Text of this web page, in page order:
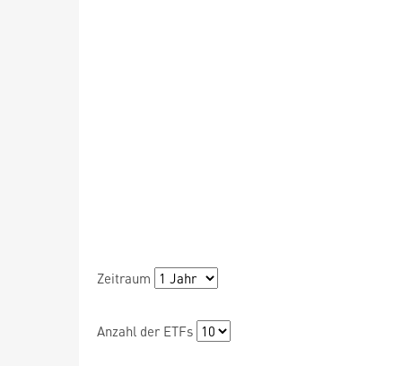
Zeitraum
Anzahl der ETFs